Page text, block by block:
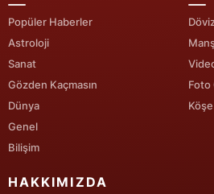
İzmir
Kars
Popüler Haberler
Astroloji
Sanat
Gözden Kaçmasın
Dünya
Genel
Bilişim
Foto
HAKKIMIZDA